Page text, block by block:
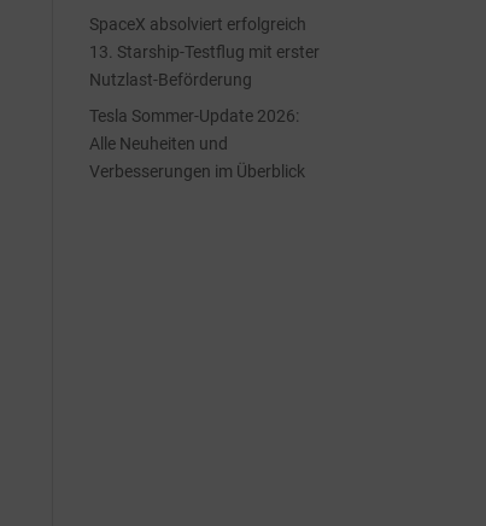
SpaceX absolviert erfolgreich
13. Starship-Testflug mit erster
Nutzlast-Beförderung
Tesla Sommer-Update 2026:
Alle Neuheiten und
Verbesserungen im Überblick